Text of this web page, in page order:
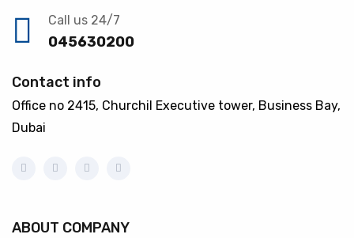
Call us 24/7
045630200
Contact info
Office no 2415, Churchil Executive tower, Business Bay,
Dubai
ABOUT COMPANY